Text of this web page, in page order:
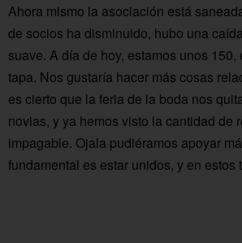
Ahora mismo la asociación está
de socios ha disminuido, hubo una
suave. A día de hoy, estamos unos
tapa. Nos gustaría hacer más cosas
es cierto que la feria de la boda nos
novias, y ya hemos visto la cantidad de
impagable. Ojala pudiéramos apoyar
fundamental es estar unidos, y en estos